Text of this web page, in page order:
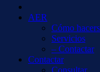
AER
Cómo
Servicios
– Contactar
Contactar